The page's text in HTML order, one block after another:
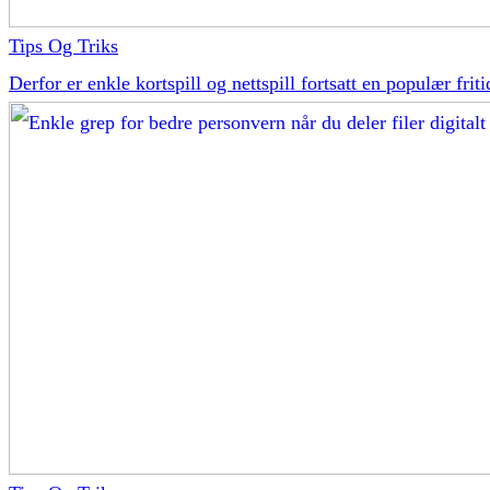
Tips Og Triks
Derfor er enkle kortspill og nettspill fortsatt en populær